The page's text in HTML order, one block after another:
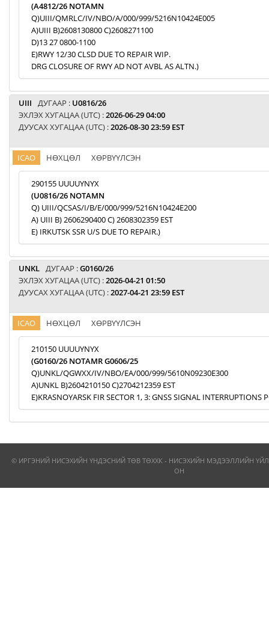
(A4812/26 NOTAMN
Q)UIII/QMRLC/IV/NBO/A/000/999/5216N10424E005
A)UIII B)2608130800 C)2608271100
D)13 27 0800-1100
E)RWY 12/30 CLSD DUE TO REPAIR WIP.
DRG CLOSURE OF RWY AD NOT AVBL AS ALTN.)
UIII ДУГААР : U0816/26
ЭХЛЭХ ХУГАЦАА (UTC) :2026-06-29 04:00
ДУУСАХ ХУГАЦАА (UTC) :2026-08-30 23:59 EST
ICAO НӨХЦӨЛ ХӨРВҮҮЛСЭН
290155 UUUUYNYX
(U0816/26 NOTAMN
Q) UIII/QCSAS/I/B/E/000/999/5216N10424E200
A) UIII B) 2606290400 C) 2608302359 EST
E) IRKUTSK SSR U/S DUE TO REPAIR.)
UNKL ДУГААР :G0160/26
ЭХЛЭХ ХУГАЦАА (UTC) :2026-04-21 01:50
ДУУСАХ ХУГАЦАА (UTC) :2027-04-21 23:59 EST
ICAO НӨХЦӨЛ ХӨРВҮҮЛСЭН
210150 UUUUYNYX
(G0160/26 NOTAMR G0606/25
Q)UNKL/QGWXX/IV/NBO/EA/000/999/5610N09230E300
A)UNKL B)2604210150 C)2704212359 EST
E)KRASNOYARSK FIR SECTOR 1, 3: GNSS SIGNAL INTERRUPTIONS
© ИРГЭНИЙ НИСЭХИЙН ҮНДЭСНИЙ ТӨВ ТӨХХК - НИСЭХИЙН МЭДЭЭЛЛИЙН
ОН